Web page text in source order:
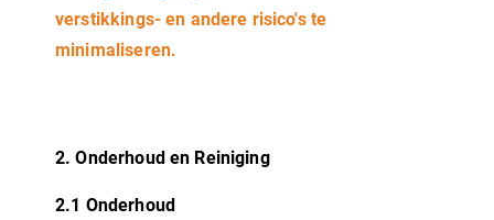
verstikkings- en andere risico's te
minimaliseren.
2. Onderhoud en Reiniging
2.1 Onderhoud